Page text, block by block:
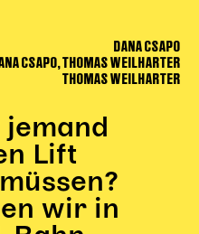
Institutionen
DANA CSAPO
CSAPO, THOMAS WEILHARTER
THOMAS WEILHARTER
Lift
wir in